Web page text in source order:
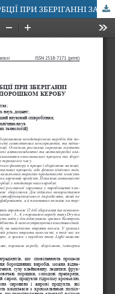
ДОСЛІДЖЕННЯ ПРОЦЕСУ ДЕСОРБЦІЇ ПРИ ЗБЕРІГАННІ ЗАВАРНИХ НАПІВФАБРИКАТІВ З ПОРОШКОМ КЕРОБУ